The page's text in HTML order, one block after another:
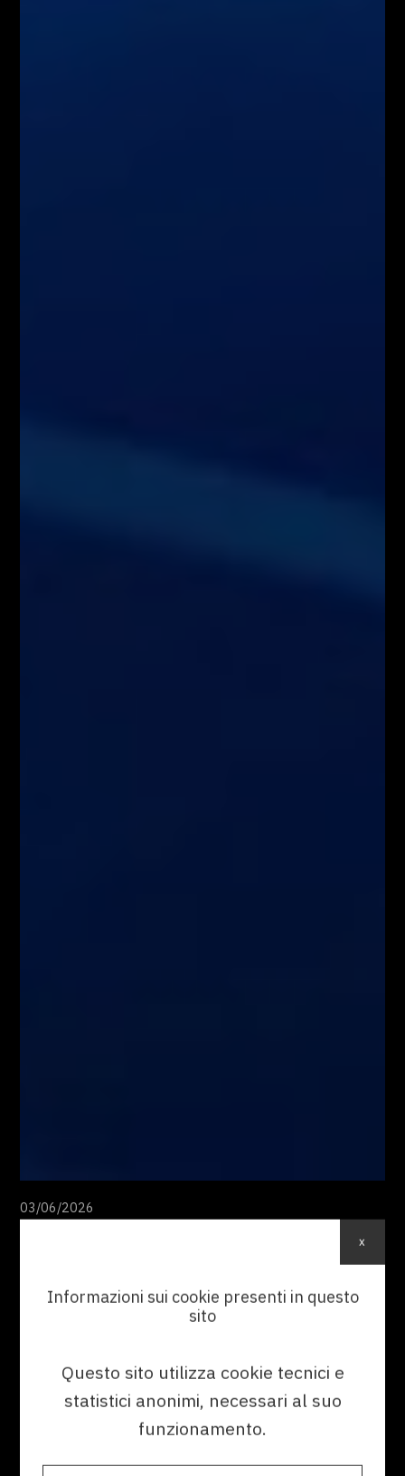
03/06/2026
ostacoli più comuni e le strategie
per affrontarli
documentazione tecnica e le strategie
per migliorare efficienza, coerenza e
gestione delle informazioni.
Informazioni sui cookie presenti in questo
sito
Questo sito utilizza cookie tecnici e
statistici anonimi, necessari al suo
funzionamento.
x